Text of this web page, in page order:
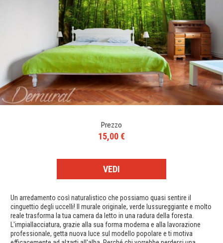
Prezzo
15,00 €
VEDI
Un arredamento così naturalistico che possiamo quasi sentire il
cinguettio degli uccelli! Il murale originale, verde lussureggiante e molto
reale trasforma la tua camera da letto in una radura della foresta.
L'impiallacciatura, grazie alla sua forma moderna e alla lavorazione
professionale, getta nuova luce sul modello popolare e ti motiva